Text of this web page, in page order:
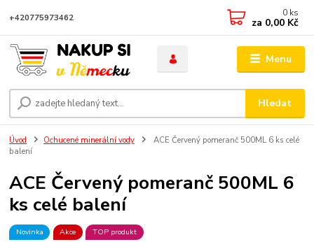
Menu
Hledat
+420775973462 0 ks
za 0,00 Kč
Úvod Ochucené minerální vody
ACE Červený pomeranč 500ML 6 ks celé
balení
ACE Červený pomeranč 500ML 6
ks celé balení
Novinka Akce TOP produkt